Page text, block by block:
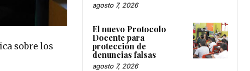
sobre los
agosto 7, 2026
El nuevo Protocolo
Docente para
protección de
denuncias falsas
agosto 7, 2026